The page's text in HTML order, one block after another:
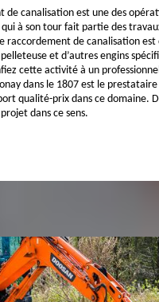
de canalisation est une des
qui à son tour fait partie des
raccordement de canalisation
pelleteuse et d’autres engins
cette activité à un
dans le 1807 est le prestataire
qualité-prix dans ce domaine.
dans ce sens.